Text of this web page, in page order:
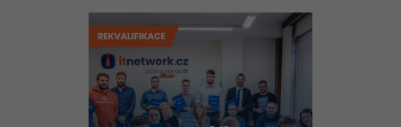
Umělá inteligence v praxi
Datová analýza v praxi
Školení
Základy programování
Objektové programování - OOP
Školení dle technologií
C# .NET
Programátor WWW aplikací
Senior programátor
Kurzy programování
Jak začít?
Java -80%
Kurzy e-commerce
Testování softwaru